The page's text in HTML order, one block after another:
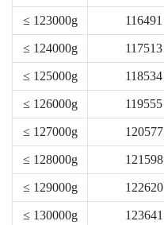
≤ 123000g 116491
≤ 124000g 117513
≤ 125000g 118534
≤ 126000g 119555
≤ 127000g 120577
≤ 128000g 121598
≤ 129000g 122620
≤ 130000g 123641